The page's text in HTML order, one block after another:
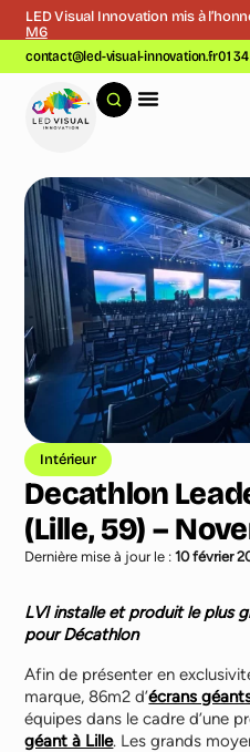
LED Visual Innovation mis à
M6
contact@led-visual-innovation.fr01 34
Intérieur
Decathlon
(Lille, 59) –
Dernière mise à jour le :10 février
LVI installe et produit le plus
pour Décathlon
Afin de présenter en
marque, 86m2 d’écrans
équipes dans le cadre d’une
géant à Lille. Les grands